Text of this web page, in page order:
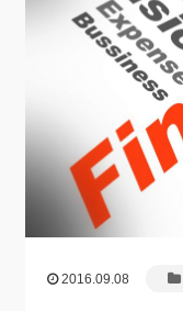
2016.09.08